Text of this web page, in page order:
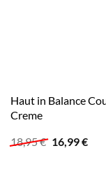
Haut in Balance
Creme
18,95€
Preis
16,99€